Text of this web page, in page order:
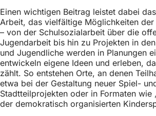
Einen wichtigen Beitrag leistet dabei
Arbeit, das vielfältige Möglichkeiten
– von der Schulsozialarbeit über die
Jugendarbeit bis hin zu Projekten in
und Jugendliche werden in Planungen
entwickeln eigene Ideen und erleben,
zählt. So entstehen Orte, an denen
etwa bei der Gestaltung neuer Spiel-
Stadtteilprojekten oder in Formaten wie
der demokratisch organisierten